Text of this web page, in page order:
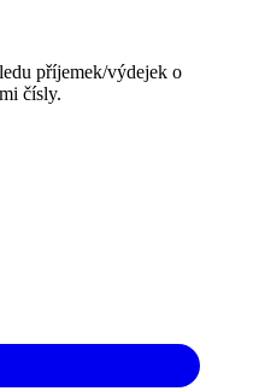
příjemek/výdejek o
čísly.